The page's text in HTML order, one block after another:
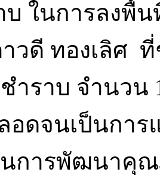
บ ในการลงพื้
วดี ทองเลิศ
ำราบ จำนวน
อดจนเป็นการ
นการพัฒนาคุ